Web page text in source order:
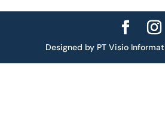
Designed by PT Visio